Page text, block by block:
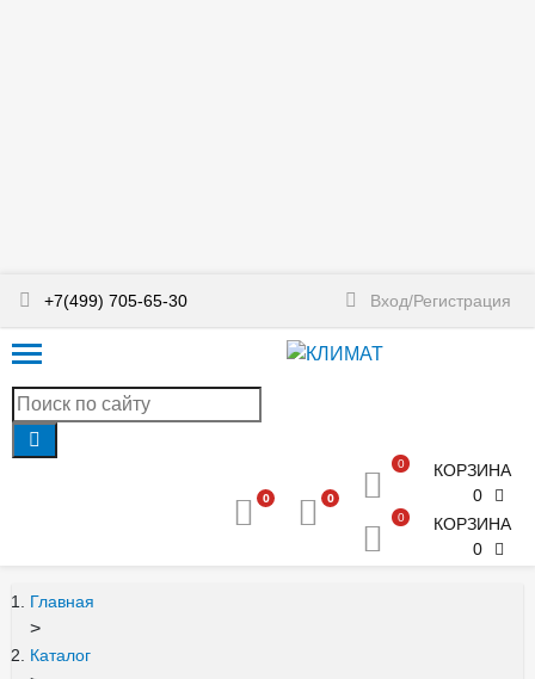
+7(499) 705-65-30 Вход/Регистрация
0 0
0
КОРЗИНА
0
0
КОРЗИНА
0
Главная
>
Каталог